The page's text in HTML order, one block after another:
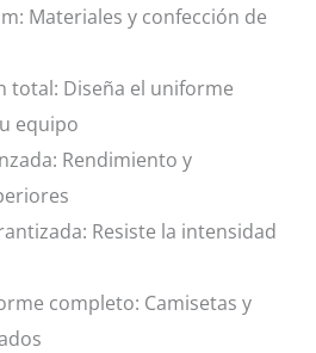
Materiales y confección de
total: Diseña el uniforme
equipo
Rendimiento y
Resiste la intensidad
completo: Camisetas y